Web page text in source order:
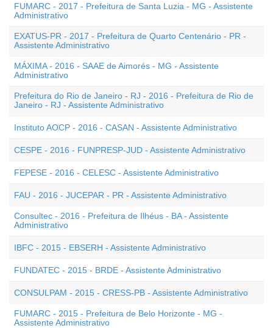
FUMARC - 2017 - Prefeitura de Santa Luzia - MG - Assistente
Administrativo
EXATUS-PR - 2017 - Prefeitura de Quarto Centenário - PR -
Assistente Administrativo
MÁXIMA - 2016 - SAAE de Aimorés - MG - Assistente
Administrativo
Prefeitura do Rio de Janeiro - RJ - 2016 - Prefeitura de Rio de
Janeiro - RJ - Assistente Administrativo
Instituto AOCP - 2016 - CASAN - Assistente Administrativo
CESPE - 2016 - FUNPRESP-JUD - Assistente Administrativo
FEPESE - 2016 - CELESC - Assistente Administrativo
FAU - 2016 - JUCEPAR - PR - Assistente Administrativo
Consultec - 2016 - Prefeitura de Ilhéus - BA - Assistente
Administrativo
IBFC - 2015 - EBSERH - Assistente Administrativo
FUNDATEC - 2015 - BRDE - Assistente Administrativo
CONSULPAM - 2015 - CRESS-PB - Assistente Administrativo
FUMARC - 2015 - Prefeitura de Belo Horizonte - MG -
Assistente Administrativo